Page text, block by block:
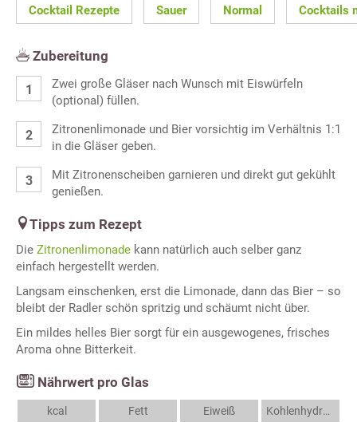
Cocktail Rezepte Sauer Normal Cocktails
Zubereitung
Zwei große Gläser nach Wunsch mit Eiswürfeln
(optional) füllen.
Zitronenlimonade und Bier vorsichtig im Verhältnis 1:1
in die Gläser geben.
Mit Zitronenscheiben garnieren und direkt gut gekühlt
genießen.
Tipps zum Rezept
Die Zitronenlimonade kann natürlich auch selber ganz
einfach hergestellt werden.
Langsam einschenken, erst die Limonade, dann das Bier – so
bleibt der Radler schön spritzig und schäumt nicht über.
Ein mildes helles Bier sorgt für ein ausgewogenes, frisches
Aroma ohne Bitterkeit.
Nährwert pro Glas
kcal
Fett
Eiweiß
Kohlenhydrate